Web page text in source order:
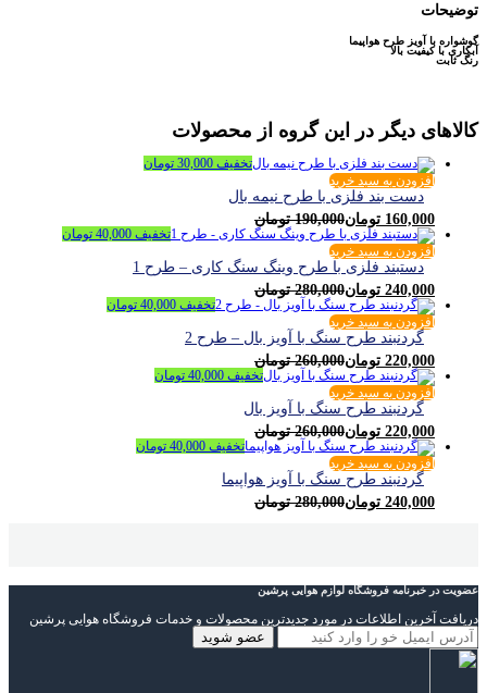
توضیحات
گوشواره با آویز طرح هواپیما
آبکاری با کیفیت بالا
رنگ ثابت
کالاهای دیگر در این گروه از محصولات
تخفیف 30,000 تومان
افزودن به سبد خرید
دست بند فلزی با طرح نیمه بال
160,000 تومان190,000 تومان
تخفیف 40,000 تومان
افزودن به سبد خرید
دستبند فلزی با طرح وینگ سنگ کاری – طرح 1
240,000 تومان280,000 تومان
تخفیف 40,000 تومان
افزودن به سبد خرید
گردنبند طرح سنگ با آویز بال – طرح 2
220,000 تومان260,000 تومان
تخفیف 40,000 تومان
افزودن به سبد خرید
گردنبند طرح سنگ با آویز بال
220,000 تومان260,000 تومان
تخفیف 40,000 تومان
افزودن به سبد خرید
گردنبند طرح سنگ با آویز هواپیما
240,000 تومان280,000 تومان
عضویت در خبرنامه فروشگاه لوازم هوایی پرشین
دریافت آخرین اطلاعات در مورد جدیدترین محصولات و خدمات فروشگاه هوایی پرشین